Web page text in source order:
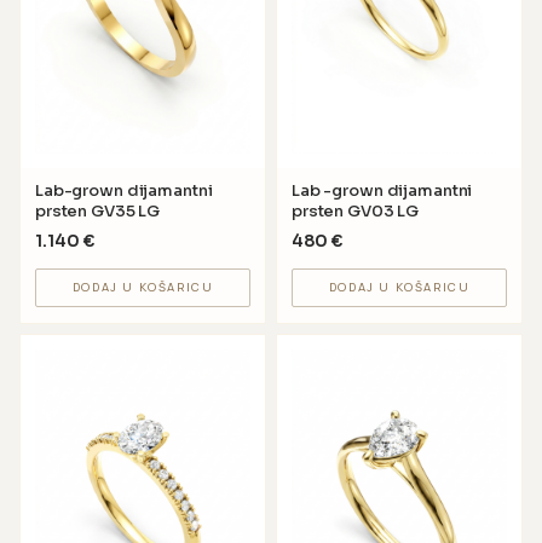
Lab-grown dijamantni
prsten GV35 LG
1.140 €
DODAJ U KOŠARICU
Lab -grown dijamantni
prsten GV03 LG
480 €
DODAJ U KOŠARICU